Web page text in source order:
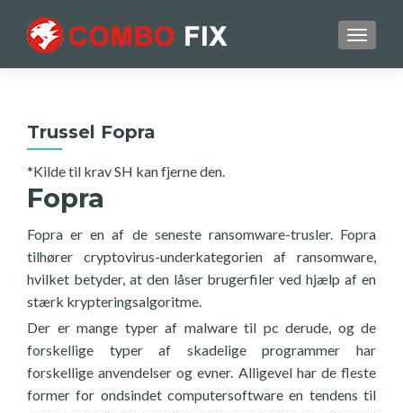
Trussel Fopra
*Kilde til krav SH kan fjerne den.
Fopra
Fopra er en af de seneste ransomware-trusler. Fopra
tilhører cryptovirus-underkategorien af ransomware,
hvilket betyder, at den låser brugerfiler ved hjælp af en
stærk krypteringsalgoritme.
Der er mange typer af malware til pc derude, og de
forskellige typer af skadelige programmer har
forskellige anvendelser og evner. Alligevel har de fleste
former for ondsindet computersoftware en tendens til